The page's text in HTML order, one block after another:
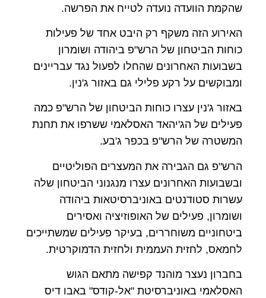
שהקמת הוועדה נועדה לטייח את הפרשה.
האירוע הזה משקף רק היבט אחד של פעילות
כוחות הביטחון של הרש"פ ביהודה ושומרון
בשבועות האחרונים שהחלו לפעול נגד עבריינים
ומבוקשים על רקע פלילי גם באזור ג'נין.
באזור ג'נין עצרו כוחות הביטחון של הרש"פ כמה
פעילים של הג'יהאד האסלאמי ששרפו את תחנת
המשטרה של הרש"פ בכפר ג'בע.
הרש"פ גם הגבירה את המעצרים הפוליטיים
ובשבועות האחרונים עצרו מנגנוני הביטחון שלה
עשרות סטודנטים באוניברסיטאות ביהודה
ושומרון, פעילים של האופוזיציה ואסירים
ביטחוניים משוחררים, בעיקר פעילים שמשתייכים
לחמאס, לחזית העממית ולחזית הדמוקרטית.
בחברון נעצר מוהנד קפישה מתאם הגוש
האסלאמי באוניברסיטת "אל-קודס" באבו דיס